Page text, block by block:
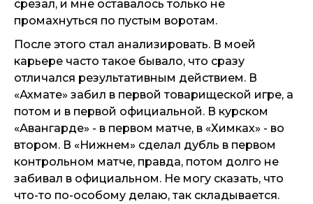
срезал, и мне оставалось только не
промахнуться по пустым воротам.
После этого стал анализировать. В моей
карьере часто такое бывало, что сразу
отличался результативным действием. В
«Ахмате» забил в первой товарищеской игре, а
потом и в первой официальной. В курском
«Авангарде» - в первом матче, в «Химках» - во
втором. В «Нижнем» сделал дубль в первом
контрольном матче, правда, потом долго не
забивал в официальном. Не могу сказать, что
что-то по-особому делаю, так складывается.